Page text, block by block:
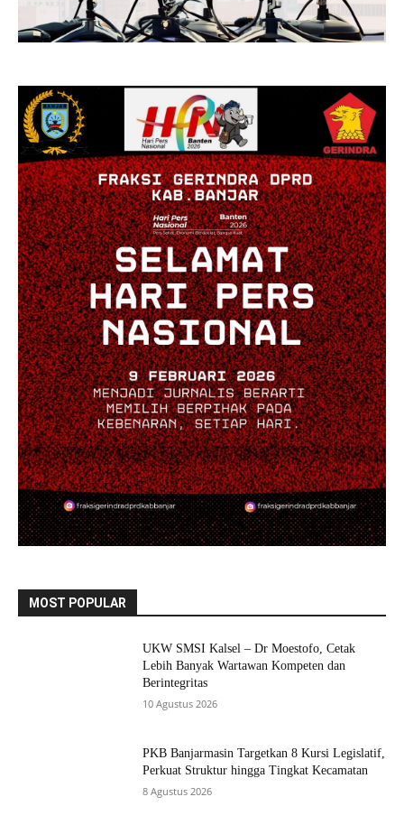
MOST POPULAR
UKW SMSI Kalsel – Dr Moestofo, Cetak
Lebih Banyak Wartawan Kompeten dan
Berintegritas
10 Agustus 2026
PKB Banjarmasin Targetkan 8 Kursi Legislatif,
Perkuat Struktur hingga Tingkat Kecamatan
8 Agustus 2026